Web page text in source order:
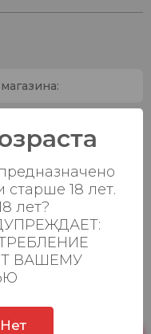
08:00 до
4 шт.
08:00 до
4 шт.
09:00 до
09:00 до
18 лет.
лет?
ВАШЕМУ
Нет